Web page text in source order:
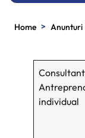
Home > Anunturi
individual